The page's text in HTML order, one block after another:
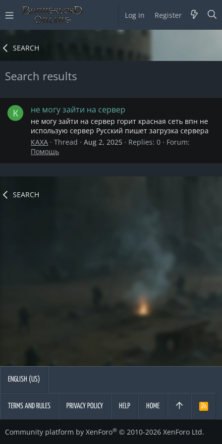
Log in Register
SEARCH
Search results
К не могу зайти на сервер
не могу зайти на сервер горит красная сеть впн не
использую сервер Русский пишет загрузка сервера
КАХА
Thread Aug 2, 2025 Replies: 0
Forum:
Помощь
SEARCH
ENGLISH (US)
TERMS AND RULES PRIVACY POLICY HELP HOME
R
Community platform by XenForo® © 2010-2026 XenForo Ltd.